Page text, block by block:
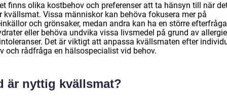
finns olika kostbehov och preferenser att ta hänsyn till när
kvällsmat. Vissa människor kan behöva fokusera mer på
och grönsaker, medan andra kan ha en större
eller behöva undvika vissa livsmedel på grund av
Det är viktigt att anpassa kvällsmaten efter
och rådfråga en hälsospecialist vid behov.
är nyttig kvällsmat?